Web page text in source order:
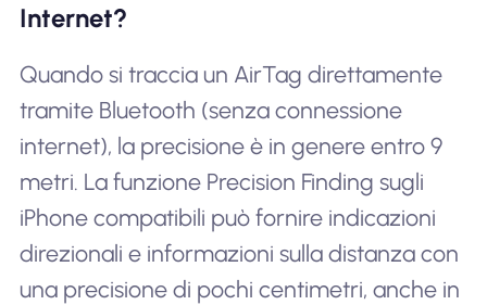
Internet?
Quando si traccia un AirTag direttamente
tramite Bluetooth (senza connessione
internet), la precisione è in genere entro 9
metri. La funzione Precision Finding sugli
iPhone compatibili può fornire indicazioni
direzionali e informazioni sulla distanza con
una precisione di pochi centimetri, anche in